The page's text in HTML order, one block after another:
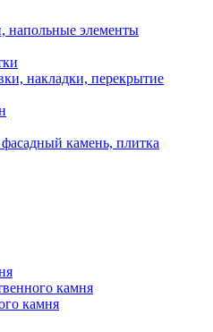
напольные элементы
накладки, перекрытие
камень, плитка
камня
камня